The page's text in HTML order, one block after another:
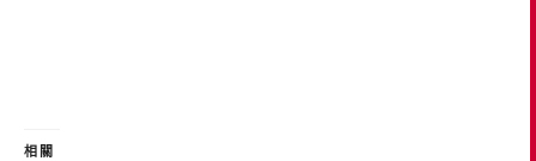
相關